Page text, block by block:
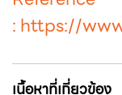
: https://
เนื้อหาที่เกี่ยวข้อง